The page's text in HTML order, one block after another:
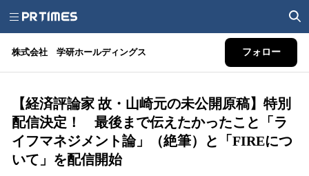
株式会社 学研ホールディングス フォロー
【経済評論家 故・山崎元の未公開原稿】特別
配信決定！ 最後まで伝えたかったこと「ラ
イフマネジメント論」（絶筆）と「FIREにつ
いて」を配信開始